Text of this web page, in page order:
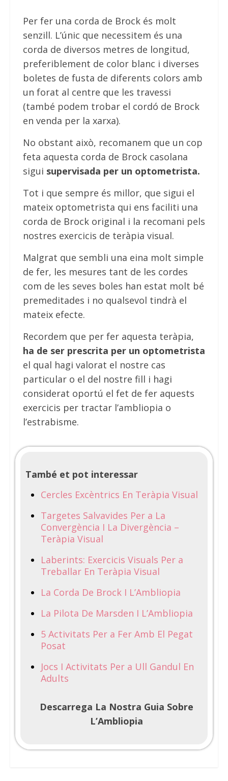
Per fer una corda de Brock és molt
senzill. L’únic que necessitem és una
corda de diversos metres de longitud,
preferiblement de color blanc i diverses
boletes de fusta de diferents colors amb
un forat al centre que les travessi
(també podem trobar el cordó de Brock
en venda per la xarxa).
No obstant això, recomanem que un cop
feta aquesta corda de Brock casolana
sigui supervisada per un optometrista.
Tot i que sempre és millor, que sigui el
mateix optometrista qui ens faciliti una
corda de Brock original i la recomani pels
nostres exercicis de teràpia visual.
Malgrat que sembli una eina molt simple
de fer, les mesures tant de les cordes
com de les seves boles han estat molt bé
premeditades i no qualsevol tindrà el
mateix efecte.
Recordem que per fer aquesta teràpia,
ha de ser prescrita per un optometrista
el qual hagi valorat el nostre cas
particular o el del nostre fill i hagi
considerat oportú el fet de fer aquests
exercicis per tractar l’ambliopia o
l’estrabisme.
També et pot interessar
Cercles Excèntrics En Teràpia Visual
Targetes Salvavides Per a La
Convergència I La Divergència –
Teràpia Visual
Laberints: Exercicis Visuals Per a
Treballar En Teràpia Visual
La Corda De Brock I L’Ambliopia
La Pilota De Marsden I L’Ambliopia
5 Activitats Per a Fer Amb El Pegat
Posat
Jocs I Activitats Per a Ull Gandul En
Adults
Descarrega La Nostra Guia Sobre
L’Ambliopia